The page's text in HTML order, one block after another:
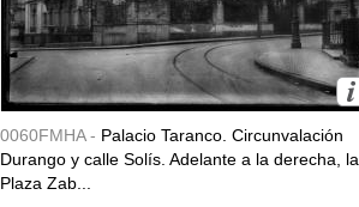
0060FMHA - Palacio Taranco. Circunvalación
Durango y calle Solís. Adelante a la derecha, la
Plaza Zab...